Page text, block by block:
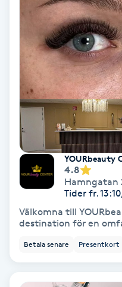
Ansiktsbehandling
Babylights
Balayage
Bambumassage
Barber
Barnklippning
BIAB
Blowout
YOURbeauty
4.8
Hamngatan
Tider fr.
Välkomna till
destination för en
Betala senare Presentkort